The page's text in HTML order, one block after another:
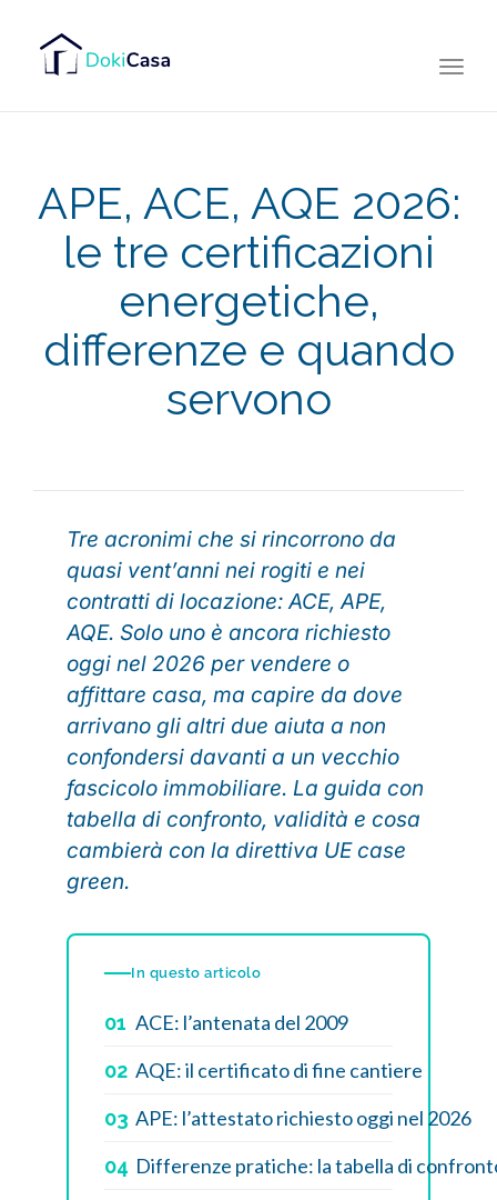
APE, ACE, AQE 2026:
le tre certificazioni
energetiche,
differenze e quando
servono
Tre acronimi che si rincorrono da
quasi vent’anni nei rogiti e nei
contratti di locazione: ACE, APE,
AQE. Solo uno è ancora richiesto
oggi nel 2026 per vendere o
affittare casa, ma capire da dove
arrivano gli altri due aiuta a non
confondersi davanti a un vecchio
fascicolo immobiliare. La guida con
tabella di confronto, validità e cosa
cambierà con la direttiva UE case
green.
In questo articolo
01 ACE: l’antenata del 2009
02 AQE: il certificato di fine cantiere
03 APE: l’attestato richiesto oggi nel 2026
04 Differenze pratiche: la tabella di